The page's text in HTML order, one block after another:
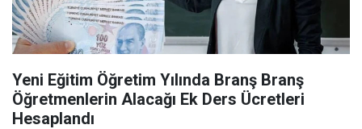
Yeni Eğitim Öğretim Yılında Branş Branş
Öğretmenlerin Alacağı Ek Ders Ücretleri
Hesaplandı